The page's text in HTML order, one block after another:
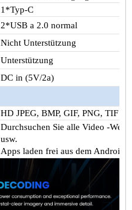
1*Typ-C
2*USB a 2.0 normal
Nicht Unterstützung
Unterstützung
DC in (5V/2a)
HD JPEG, BMP, GIF, PNG, TIF
Durchsuchen Sie alle Video -
usw.
Apps laden frei aus dem Android